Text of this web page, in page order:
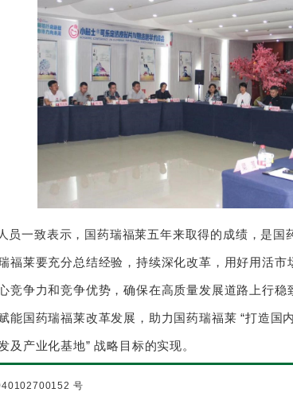
员一致表示，国药瑞福莱五年来取得的成绩，是国
福莱要充分总结经验，持续深化改革，用好用活
竞争力和竞争优势，确保在高质量发展道路上行
能国药瑞福莱改革发展，助力国药瑞福莱 “打造国
及产业化基地” 战略目标的实现。
号